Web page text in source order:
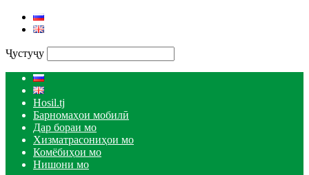
Ҷустуҷу
Hosil.tj
Барномаҳои мобилӣ
Дар бораи мо
Хизматрасониҳои мо
Комёбиҳои мо
Нишони мо